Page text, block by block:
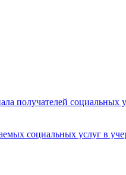
получателей социальных
социальных услуг в